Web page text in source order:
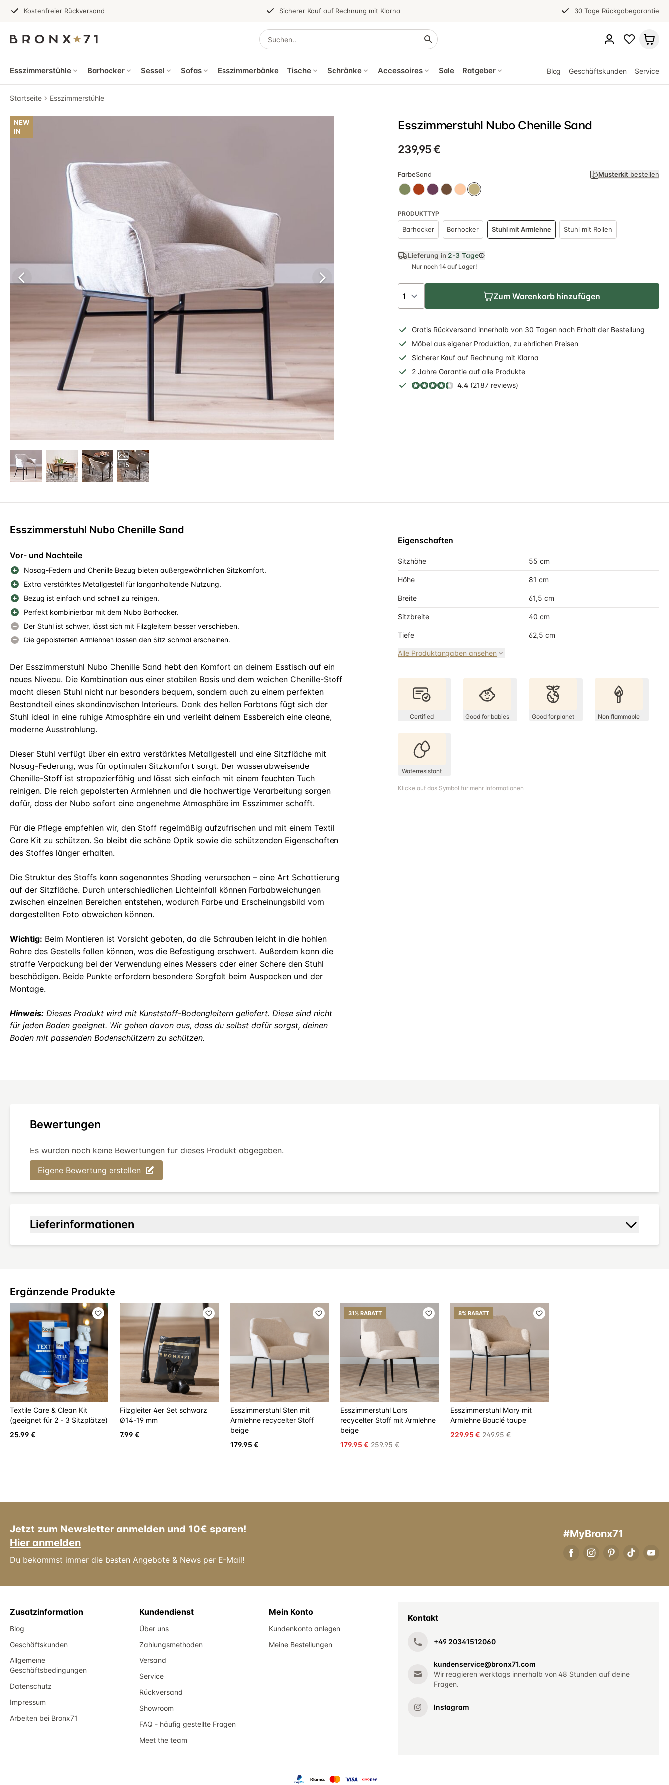
Kostenfreier Rückversand Sicherer Kauf auf Rechnung mit Klarna 30 Tage Rückgabegarantie
Esszimmerstühle Barhocker Sessel Sofas Esszimmerbänke Tische Schränke Accessoires Sale Ratgeber Blog Geschäftskunden Service
Startseite Esszimmerstühle
NEW
IN
+15
Esszimmerstuhl Nubo Chenille Sand
239,95 €
FarbeSand Musterkitbestellen
PRODUKTTYP
Barhocker Barhocker Stuhl mit Armlehne Stuhl mit Rollen
Lieferung in 2-3 Tage
Nur noch 14 auf Lager!
Zum Warenkorb hinzufügen
Gratis Rückversand innerhalb von 30 Tagen nach Erhalt der Bestellung
Möbel aus eigener Produktion, zu ehrlichen Preisen
Sicherer Kauf auf Rechnung mit Klarna
2 JahreGarantie auf alle Produkte
4.4 (2187 reviews)
Esszimmerstuhl Nubo Chenille Sand
Vor- und Nachteile
Nosag-Federn und Chenille Bezug bieten außergewöhnlichen Sitzkomfort.
Extra verstärktes Metallgestell für langanhaltende Nutzung.
Bezug ist einfach und schnell zu reinigen.
Perfekt kombinierbar mit dem Nubo Barhocker.
Der Stuhl ist schwer, lässt sich mit Filzgleitern besser verschieben.
Die gepolsterten Armlehnen lassen den Sitz schmal erscheinen.
Der Esszimmerstuhl Nubo Chenille Sand hebt den Komfort an deinem Esstisch auf ein
neues Niveau. Die Kombination aus einer stabilen Basis und dem weichen Chenille-Stoff
macht diesen Stuhl nicht nur besonders bequem, sondern auch zu einem perfekten
Bestandteil eines skandinavischen Interieurs. Dank des hellen Farbtons fügt sich der
Stuhl ideal in eine ruhige Atmosphäre ein und verleiht deinem Essbereich eine cleane,
moderne Ausstrahlung.
Dieser Stuhl verfügt über ein extra verstärktes Metallgestell und eine Sitzfläche mit
Nosag-Federung, was für optimalen Sitzkomfort sorgt. Der wasserabweisende
Chenille-Stoff ist strapazierfähig und lässt sich einfach mit einem feuchten Tuch
reinigen. Die reich gepolsterten Armlehnen und die hochwertige Verarbeitung sorgen
dafür, dass der Nubo sofort eine angenehme Atmosphäre im Esszimmer schafft.
Für die Pflege empfehlen wir, den Stoff regelmäßig aufzufrischen und mit einem Textil
Care Kit zu schützen. So bleibt die schöne Optik sowie die schützenden Eigenschaften
des Stoffes länger erhalten.
Die Struktur des Stoffs kann sogenanntes Shading verursachen – eine Art Schattierung
auf der Sitzfläche. Durch unterschiedlichen Lichteinfall können Farbabweichungen
zwischen einzelnen Bereichen entstehen, wodurch Farbe und Erscheinungsbild vom
dargestellten Foto abweichen können.
Wichtig: Beim Montieren ist Vorsicht geboten, da die Schrauben leicht in die hohlen
Rohre des Gestells fallen können, was die Befestigung erschwert. Außerdem kann die
straffe Verpackung bei der Verwendung eines Messers oder einer Schere den Stuhl
beschädigen. Beide Punkte erfordern besondere Sorgfalt beim Auspacken und der
Montage.
Hinweis: Dieses Produkt wird mit Kunststoff-Bodengleitern geliefert. Diese sind nicht
für jeden Boden geeignet. Wir gehen davon aus, dass du selbst dafür sorgst, deinen
Boden mit passenden Bodenschützern zu schützen.
Eigenschaften
Sitzhöhe 55 cm
Höhe 81 cm
Breite 61,5 cm
Sitzbreite 40 cm
Tiefe 62,5 cm
Alle Produktangaben ansehen
Certified Good for babies Good for planet Non flammable
Waterresistant
Klicke auf das Symbol für mehr Informationen
Bewertungen
Es wurden noch keine Bewertungen für dieses Produkt abgegeben.
Eigene Bewertung erstellen
Lieferinformationen
Ergänzende Produkte
Textile Care & Clean Kit
(geeignet für 2 - 3 Sitzplätze)
25.99 €
Filzgleiter 4er Set schwarz
Ø14-19 mm
7.99 €
Esszimmerstuhl Sten mit
Armlehne recycelter Stoff
beige
179.95 €
31% RABATT
Esszimmerstuhl Lars
recycelter Stoff mit Armlehne
beige
179.95 € 259.95 €
8% RABATT
Esszimmerstuhl Mary mit
Armlehne Bouclé taupe
229.95 € 249.95 €
Jetzt zum Newsletter anmelden und 10€ sparen!
Hier anmelden
Du bekommst immer die besten Angebote & News per E-Mail!
#MyBronx71
Zusatzinformation
Blog
Geschäftskunden
Allgemeine
Geschäftsbedingungen
Datenschutz
Impressum
Arbeiten bei Bronx71
Kundendienst
Über uns
Zahlungsmethoden
Versand
Service
Rückversand
Showroom
FAQ - häufig gestellte Fragen
Meet the team
Mein Konto
Kundenkonto anlegen
Meine Bestellungen
Kontakt
+49 20341512060
kundenservice@bronx71.com
Wir reagieren werktags innerhalb von 48 Stunden auf deine
Fragen.
Instagram